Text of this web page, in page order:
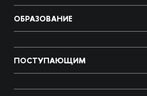
ОБРАЗОВАНИЕ
ПОСТУПАЮЩИМ